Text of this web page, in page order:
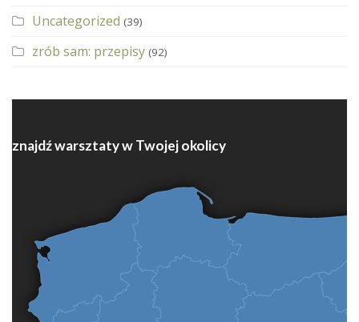
Uncategorized (39)
zrób sam: przepisy (92)
znajdź warsztaty w Twojej okolicy